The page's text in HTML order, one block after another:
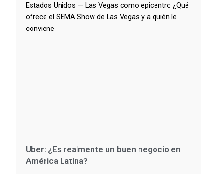
Estados Unidos — Las Vegas como epicentro ¿Qué
ofrece el SEMA Show de Las Vegas y a quién le
conviene
Uber: ¿Es realmente un buen negocio en
América Latina?